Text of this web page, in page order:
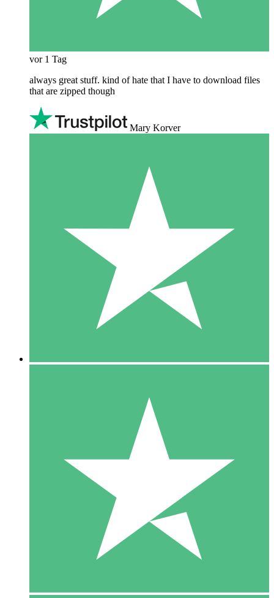
vor 1 Tag
always great stuff. kind of hate that I have to download files
that are zipped though
Mary Korver